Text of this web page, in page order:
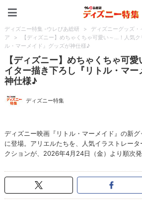
ディズニー特集 -ウレぴあ総研 > ディズニーグッズ・
ア
>
【ディズニー】めちゃくちゃ可愛い～…！人気
ル・マーメイド』グッズが神仕様♪
【ディズニー】めちゃくちゃ可
イター描き下ろし『リトル・マ
神仕様♪
ディズニー特集
ディズニー映画『リトル・マーメイド』の新
に登場。アリエルたちを、人気イラストレー
クションが、2026年4月24日（金）より順次発